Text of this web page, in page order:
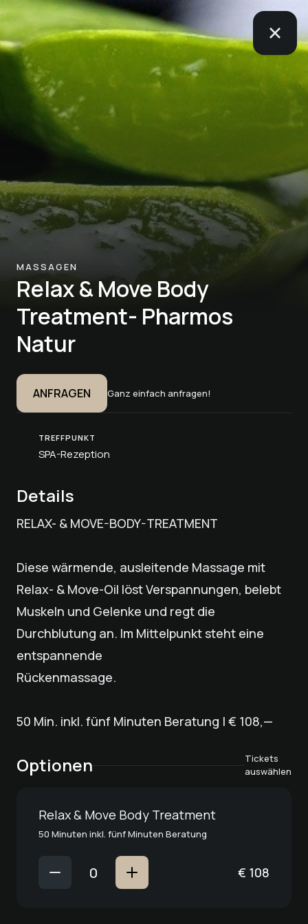
MASSAGEN
Relax & Move Body
Treatment- Pharmos
Natur
ANFRAGEN Ganz einfach anfragen!
TREFFPUNKT
SPA-Rezeption
Details
RELAX- & MOVE-BODY-TREATMENT
Diese wärmende, ausleitende Massage mit
Relax- & Move-Oil löst Verspannungen, belebt
Muskeln und Gelenke und regt die
Durchblutung an. Im Mittelpunkt steht eine
entspannende
Rückenmassage.
50 Min. inkl. fünf Minuten Beratung | € 108,—
Optionen
Tickets
auswählen
Relax & Move Body Treatment
50 Minuten inkl. fünf Minuten Beratung
€ 108